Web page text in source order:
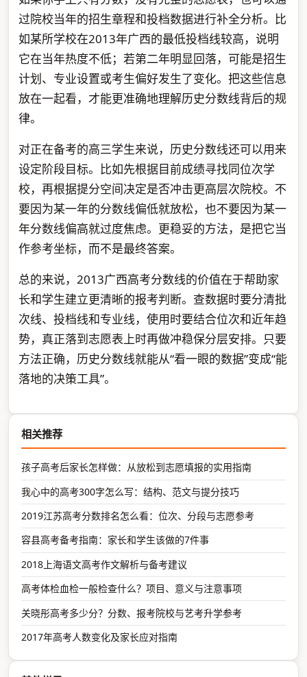
过院校当年的招生章程和投档数据进行补全分析。比
如某所学校在2013年广西的最低投档线较高，说明
它在当年热度不低；若第二年明显回落，可能是招生
计划、专业设置或考生偏好发生了变化。把这些信息
放在一起看，才能更准确地理解历史分数线背后的规
律。
对正在备考的高三学生来说，历史分数线还可以用来
设定阶段目标。比如先根据目前成绩寻找同位次学
校，再根据提分空间决定是否冲击更高层次院校。不
要因为某一年的分数线偏低就放松，也不要因为某一
年分数线偏高就过度焦虑。更稳妥的方法，是把它当
作参考坐标，而不是最终答案。
总的来说，2013广西高考分数线的价值在于帮助家
长和学生建立更清晰的报考判断。查数据时要分清批
次线、投档线和专业线，使用时要结合位次和近年趋
势，真正落到志愿表上时再做冲稳保分层安排。只要
方法正确，历史分数线就能从“看一眼的数据”变成“能
落地的决策工具”。
相关推荐
孩子高考后家长怎样做：从放松到志愿填报的实用指南
我心中的高考300字怎么写：结构、范文与提分技巧
2019江苏高考分数排名怎么看：位次、分段与志愿参考
容县高考备考指南：家长和学生该做的7件事
2018上海语文高考作文解析与备考建议
高考体检血检一般检查什么？项目、意义与注意事项
关晓彤高考多少分？分数、报考院校与艺考升学参考
2017年高考人数变化及家长应对指南